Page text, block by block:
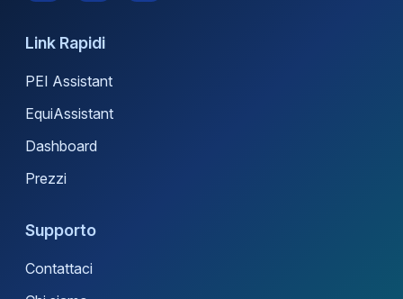
Link Rapidi
PEI Assistant
EquiAssistant
Dashboard
Prezzi
Supporto
Contattaci